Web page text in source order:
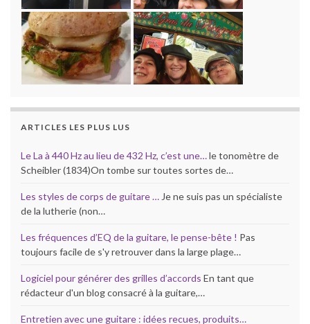
ARTICLES LES PLUS LUS
Le La à 440 Hz au lieu de 432 Hz, c’est une…le tonomètre de
Scheibler (1834)On tombe sur toutes sortes de…
Les styles de corps de guitare …Je ne suis pas un spécialiste
de la lutherie (non…
Les fréquences d’EQ de la guitare, le pense-bête ! Pas
toujours facile de s'y retrouver dans la large plage…
Logiciel pour générer des grilles d’accords En tant que
rédacteur d'un blog consacré à la guitare,…
Entretien avec une guitare : idées recues, produits…